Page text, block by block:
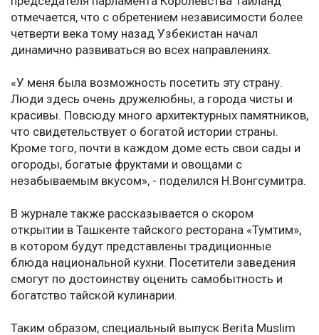
отмечается, что с обретением независимости более
четверти века тому назад Узбекистан начал
динамично развиваться во всех направлениях.
«У меня была возможность посетить эту страну.
Люди здесь очень дружелюбны, а города чисты и
красивы. Повсюду много архитектурных памятников,
что свидетельствует о богатой истории страны.
Кроме того, почти в каждом доме есть свои сады и
огороды, богатые фруктами и овощами с
незабываемым вкусом», - поделился Н.Вонгсумитра.
В журнале также рассказывается о скором
открытии в Ташкенте тайского ресторана «Тумтим»,
в котором будут представлены традиционные
блюда национальной кухни. Посетители заведения
смогут по достоинству оценить самобытность и
богатство тайской кулинарии.
Таким образом, специальный выпуск Berita Muslim